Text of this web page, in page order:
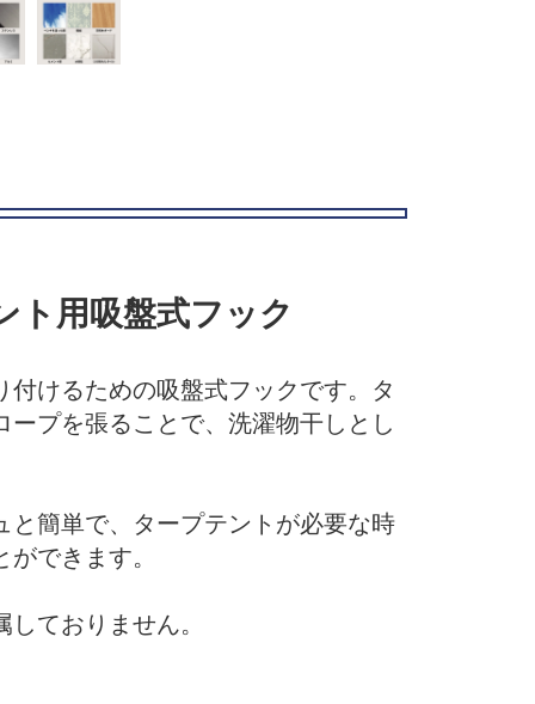
ト用吸盤式フック
付けるための吸盤式フックです。タ
ープを張ることで、洗濯物干しとし
と簡単で、タープテントが必要な時
できます。
ておりません。